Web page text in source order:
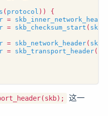
( protocol ))
{
=
= skb_checksum_start ( skb
= skb_network_header( skb
= skb_transport_header(
这一